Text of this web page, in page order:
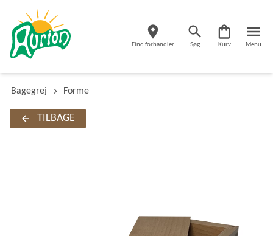
Find forhandler Søg Kurv Menu
Bagegrej Forme
TILBAGE